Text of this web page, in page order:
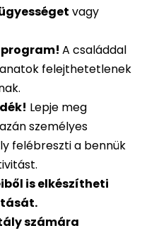
vagy
program! A családdal
felejthetetlenek
! Lepje meg
személyes
felébreszti a bennük
iselkészítheti
számára